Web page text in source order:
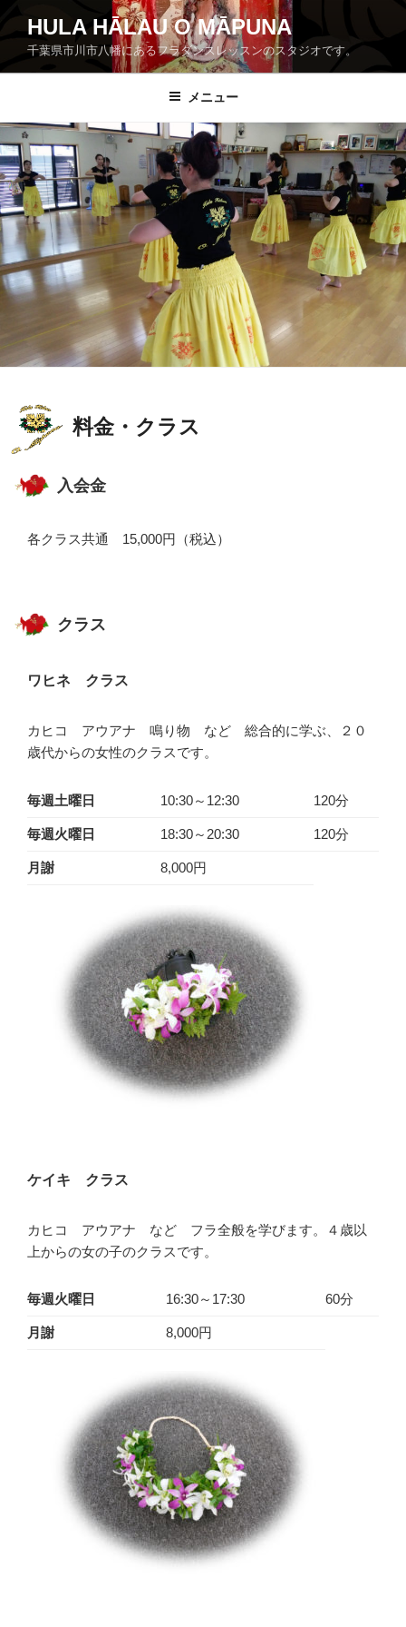
ン
ス
キ
ッ
プ
HULA HĀLAU O MĀPUNA
千葉県市川市八幡にあるフラダンスレッスンのスタジオです。
メニュー
料金・クラス
入会金
各クラス共通 15,000円（税込）
クラス
ワヒネ クラス
カヒコ アウアナ 鳴り物 など 総合的に学ぶ、２０
歳代からの女性のクラスです。
毎週土曜日 10:30～12:30 120分
毎週火曜日 18:30～20:30 120分
月謝 8,000円
ケイキ クラス
カヒコ アウアナ など フラ全般を学びます。４歳以
上からの女の子のクラスです。
毎週火曜日 16:30～17:30 60分
月謝 8,000円